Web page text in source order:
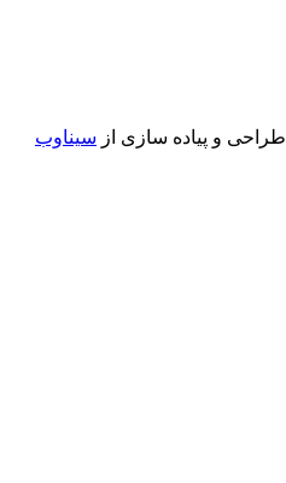
طراحی و پیاده سازی از سیناوب